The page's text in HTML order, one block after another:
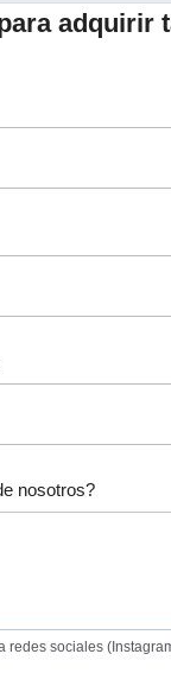
adquirir
nosotros?
redes sociales